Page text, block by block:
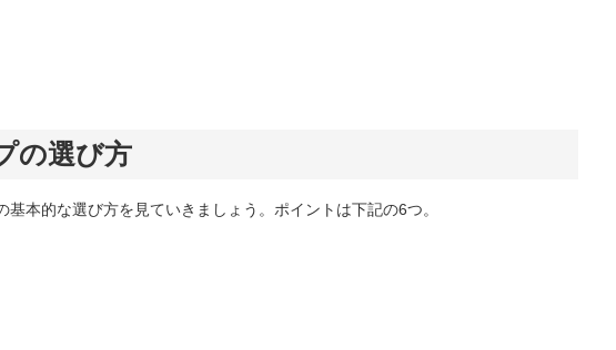
の選び方
基本的な選び方を見ていきましょう。ポイントは下記の6つ。